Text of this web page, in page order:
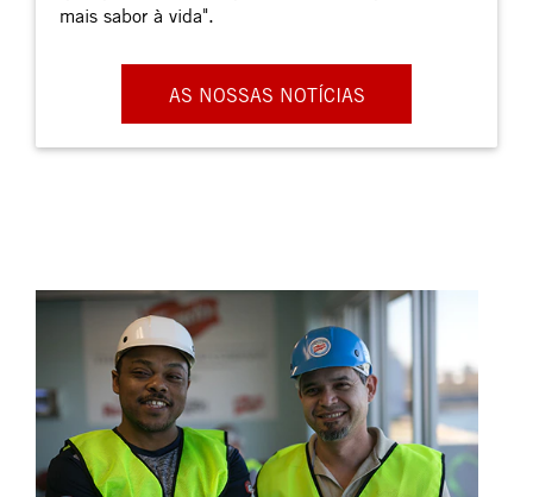
mais sabor à vida".
AS NOSSAS NOTÍCIAS